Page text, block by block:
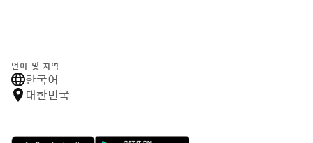
언어 및 지역
한국어
대한민국